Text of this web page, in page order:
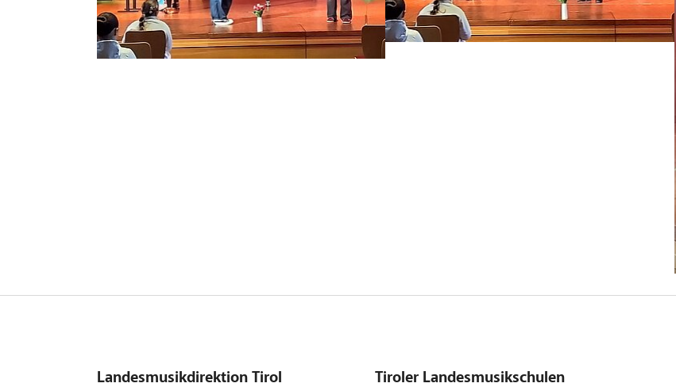
Landesmusikdirektion Tirol Tiroler Landesmusikschulen